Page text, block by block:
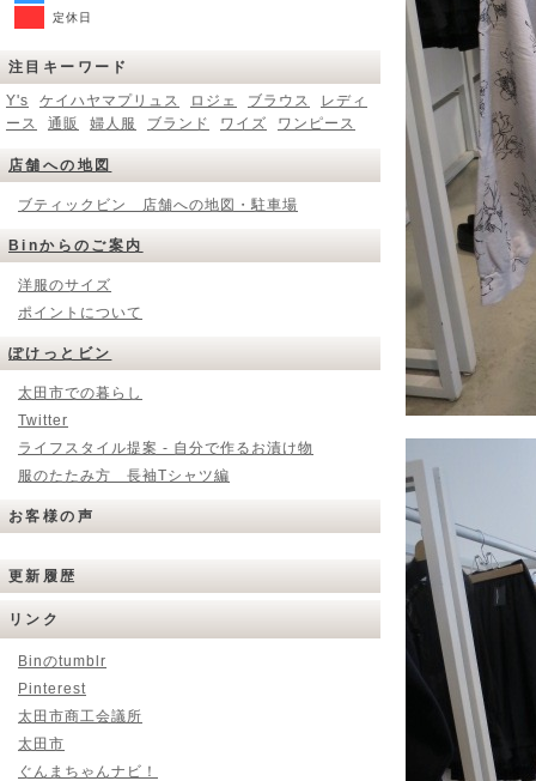
定休日
注目キーワード
Y's
ケイハヤマプリュス ロジェ ブラウス
レディ
ース
通販 婦人服 ブランド ワイズ ワンピース
店舗への地図
ブティックビン 店舗への地図・駐車場
Binからのご案内
洋服のサイズ
ポイントについて
ぽけっとビン
太田市での暮らし
Twitter
ライフスタイル提案 - 自分で作るお漬け物
服のたたみ方 長袖Tシャツ編
お客様の声
更新履歴
リンク
Binのtumblr
Pinterest
太田市商工会議所
太田市
ぐんまちゃんナビ！